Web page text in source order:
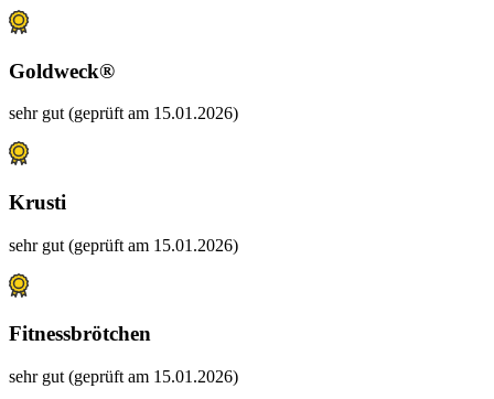
Goldweck®
sehr gut (geprüft am 15.01.2026)
Krusti
sehr gut (geprüft am 15.01.2026)
Fitnessbrötchen
sehr gut (geprüft am 15.01.2026)